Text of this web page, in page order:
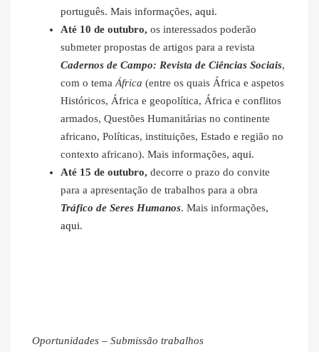
português. Mais informações, aqui.
Até 10 de outubro, os interessados poderão
submeter propostas de artigos para a revista
Cadernos de Campo: Revista de Ciências Sociais,
com o temaÁfrica (entre os quais África e aspetos
Históricos, África e geopolítica, África e conflitos
armados, Questões Humanitárias no continente
africano, Políticas, instituições, Estado e região no
contexto africano). Mais informações, aqui.
Até 15 de outubro, decorre o prazo do convite
para a apresentação de trabalhos para a obra
Tráfico de Seres Humanos. Mais informações,
aqui.
Oportunidades – Submissão trabalhos